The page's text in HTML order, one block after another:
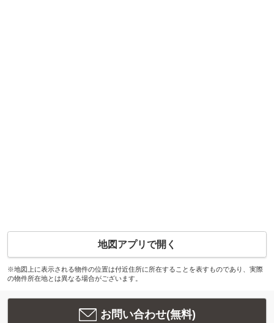
地図アプリで開く
※地図上に表示される物件の位置は付近住所に所在することを表すものであり、実際
の物件所在地とは異なる場合がございます。
お問い合わせ(無料)